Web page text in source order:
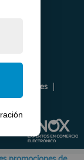
de Cookies